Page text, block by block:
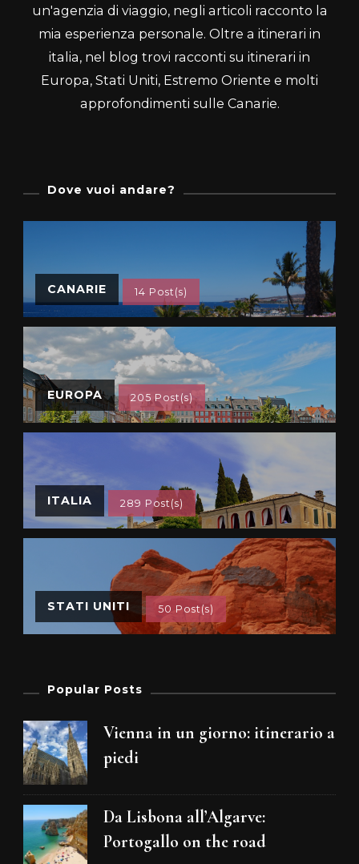
un'agenzia di viaggio, negli articoli racconto la
mia esperienza personale. Oltre a itinerari in
italia, nel blog trovi racconti su itinerari in
Europa, Stati Uniti, Estremo Oriente e molti
approfondimenti sulle Canarie.
Dove vuoi andare?
CANARIE 14 Post(s)
EUROPA 205 Post(s)
ITALIA 289 Post(s)
STATI UNITI 50 Post(s)
Popular Posts
Vienna in un giorno: itinerario a
piedi
Da Lisbona all’Algarve:
Portogallo on the road